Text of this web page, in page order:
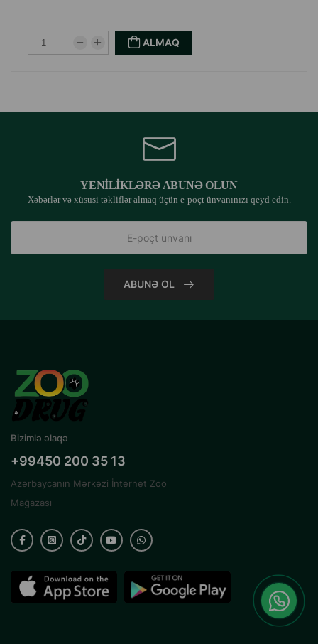
ALMAQ
YENILIKLƏRƏ ABUNƏ OLUN
Xəbərlər və xüsusi təkliflər almaq üçün e-poçt ünvanınızı qeyd edin.
ABUNƏ OL
Bizimlə əlaqə
+99450 200 35 13
Azərbaycanın Mərkəzi İnternet Zoo
Mağazası